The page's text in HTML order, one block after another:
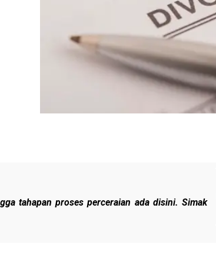
tahapan proses perceraian ada disini. Simak